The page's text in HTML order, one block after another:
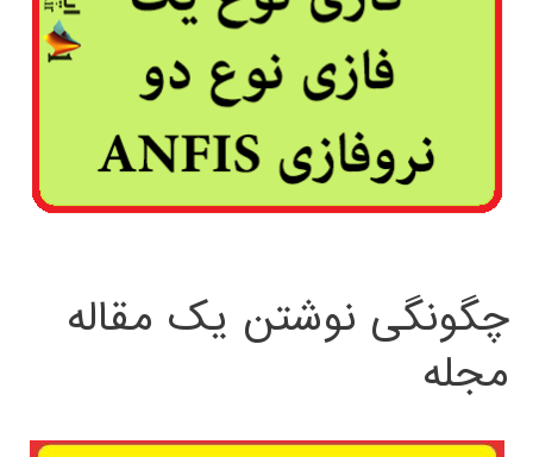
چگونگی نوشتن یک مقاله
مجله